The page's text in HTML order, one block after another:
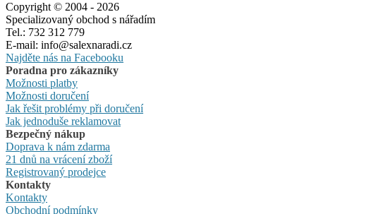
Copyright © 2004 - 2026
Specializovaný obchod s nářadím
Tel.: 732 312 779
E-mail: info@salexnaradi.cz
Najděte nás na Facebooku
Poradna pro zákazníky
Možnosti platby
Možnosti doručení
Jak řešit problémy při doručení
Jak jednoduše reklamovat
Bezpečný nákup
Doprava k nám zdarma
21 dnů na vrácení zboží
Registrovaný prodejce
Kontakty
Kontakty
Obchodní podmínky